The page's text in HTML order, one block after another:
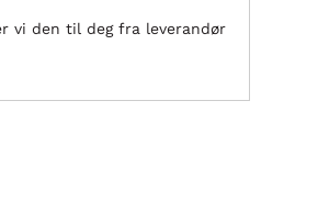
vi den til deg fra leverandør